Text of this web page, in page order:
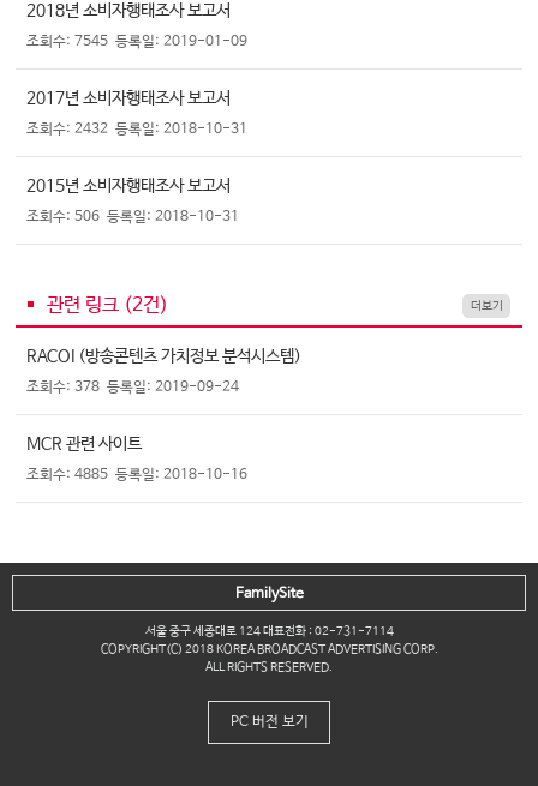
2018년 소비자행태조사 보고서
조회수: 7545 등록일: 2019-01-09
2017년 소비자행태조사 보고서
조회수: 2432 등록일: 2018-10-31
2015년 소비자행태조사 보고서
조회수: 506 등록일: 2018-10-31
관련 링크 (2건) 더보기
RACOI (방송콘텐츠 가치정보 분석시스템)
조회수: 378 등록일: 2019-09-24
MCR 관련 사이트
조회수: 4885 등록일: 2018-10-16
서울 중구 세종대로 124 대표전화 : 02-731-7114
COPYRIGHT(C) 2018 KOREA BROADCAST ADVERTISING CORP.
ALL RIGHTS RESERVED.
FamilySite
PC 버전 보기